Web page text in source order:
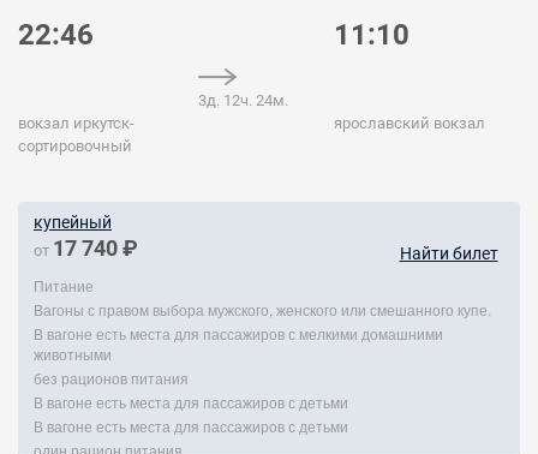
22:46
вокзал иркутск-
сортировочный
3д. 12ч. 24м.
11:10
ярославский вокзал
купейный
от 17 740 ₽ Найти билет
Питание
Вагоны с правом выбора мужского, женского или смешанного купе.
В вагоне есть места для пассажиров с мелкими домашними
животными
без рационов питания
В вагоне есть места для пассажиров с детьми
В вагоне есть места для пассажиров с детьми
один рацион питания